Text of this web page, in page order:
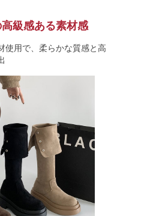
級感ある素材感
使用で、柔らかな質感と高